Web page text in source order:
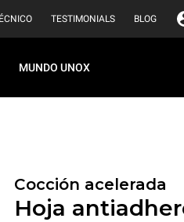
TESTIMONIALS BLOG
MUNDO UNOX
Cocción acelerada
Hoja